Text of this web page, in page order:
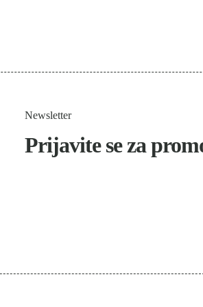
Prijavite se za
Newsletter